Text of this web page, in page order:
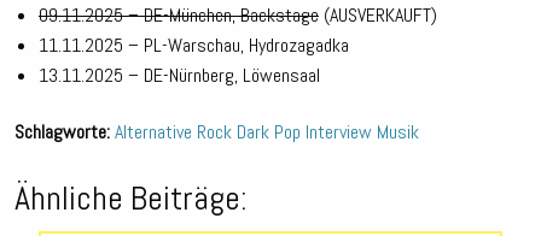
09.11.2025 – DE-München, Backstage (AUSVERKAUFT)
11.11.2025 – PL-Warschau, Hydrozagadka
13.11.2025 – DE-Nürnberg, Löwensaal
Schlagworte:Alternative Rock Dark Pop Interview Musik
Ähnliche Beiträge: